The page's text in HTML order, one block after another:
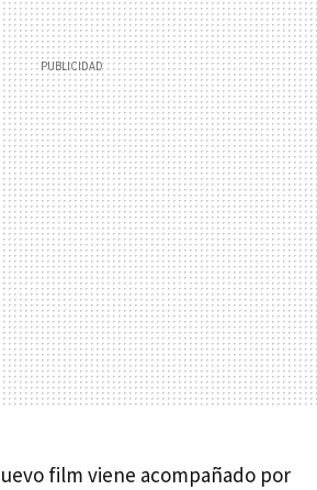
film viene acompañado por